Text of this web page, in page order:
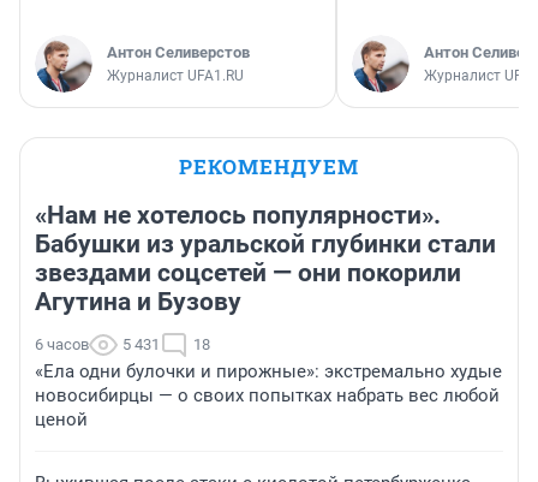
Антон Селиверстов
Журналист UFA1.RU
Антон
Журналист
РЕКОМЕНДУЕМ
«Нам не хотелось популярности».
Бабушки из уральской глубинки стали
звездами соцсетей — они покорили
Агутина и Бузову
6 часов 5 431 18
«Ела одни булочки и пирожные»: экстремально худые
новосибирцы — о своих попытках набрать вес любой
ценой